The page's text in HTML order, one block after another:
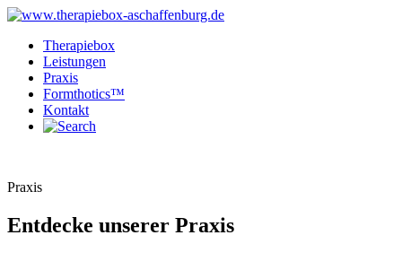
Therapiebox
Leistungen
Praxis
Formthotics™
Kontakt
Praxis
Entdecke unserer Praxis